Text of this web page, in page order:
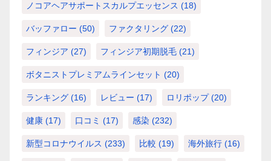
ノコアヘアサポートスカルプエッセンス (18)
バッファロー (50) ファクタリング (22)
フィンジア (27) フィンジア初期脱毛 (21)
ボタニストプレミアムラインセット (20)
ランキング (16) レビュー (17) ロリポップ(20)
健康 (17) 口コミ (17) 感染 (232)
新型コロナウイルス (233) 比較 (19) 海外旅行 (16)